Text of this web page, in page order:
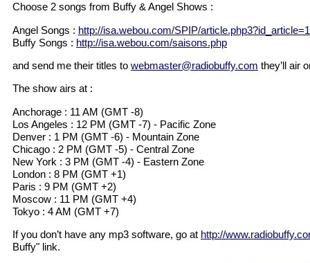
Choose 2 songs from Buffy & Angel Shows :
Angel Songs : http://isa.webou.com/SPIP/
Buffy Songs : http://isa.webou.com/saisons.php
and send me their titles to webmaster@radiobuffy.com they’ll air
The show airs at :
Anchorage : 11 AM (GMT -8)
Los Angeles : 12 PM (GMT -7) - Pacific Zone
Denver : 1 PM (GMT -6) - Mountain Zone
Chicago : 2 PM (GMT -5) - Central Zone
New York : 3 PM (GMT -4) - Eastern Zone
London : 8 PM (GMT +1)
Paris : 9 PM (GMT +2)
Moscow : 11 PM (GMT +4)
Tokyo : 4 AM (GMT +7)
If you don’t have any mp3 software, go at http://
Buffy" link.